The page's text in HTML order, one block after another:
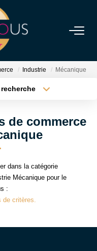
Industrie Mécanique
min
de commerce
dans la catégorie
Mécanique pour le
:
critères.